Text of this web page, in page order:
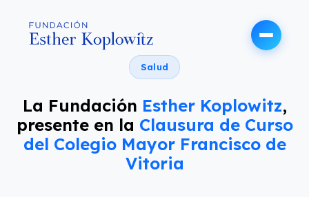
Salud
La Fundación Esther Koplowitz,
presente en la Clausura de Curso
del Colegio Mayor Francisco de
Vitoria